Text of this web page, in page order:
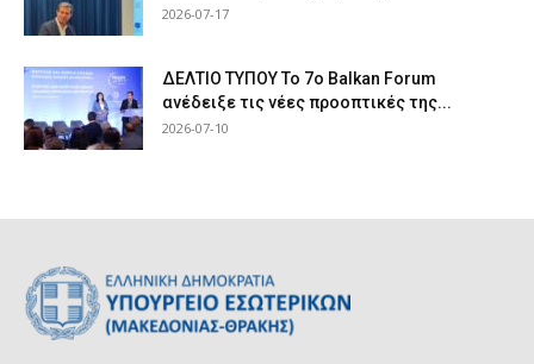
2026-07-17
ΔΕΛΤΙΟ ΤΥΠΟΥ Το 7ο Balkan Forum
ανέδειξε τις νέες προοπτικές της...
2026-07-10